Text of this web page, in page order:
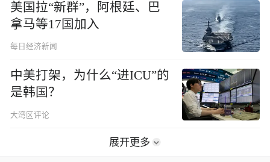
美国拉“新群”，阿根廷、巴
拿马等17国加入
每日经济新闻
中美打架，为什么“进ICU”的
是韩国？
大湾区评论
展开更多